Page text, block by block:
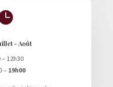
- Août
– 12h30
– 19h00